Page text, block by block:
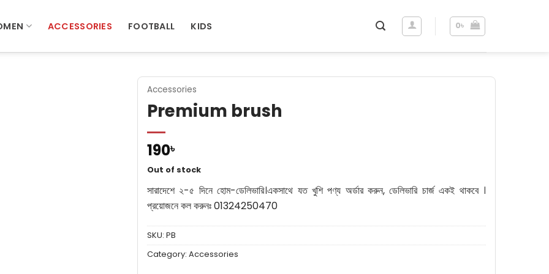
ACCESSORIES FOOTBALL KIDS 0৳
Accessories
Premium brush
190৳
Out of stock
সারাদেশে ২-৫ দিনে হোম-ডেলিভারি।একসাথে যত খুশি পণ্য অর্ডার করুন, ডেলিভারি চার্জ একই থাকবে ।
প্রয়োজনে কল করুনঃ 01324250470
SKU: PB
Category: Accessories